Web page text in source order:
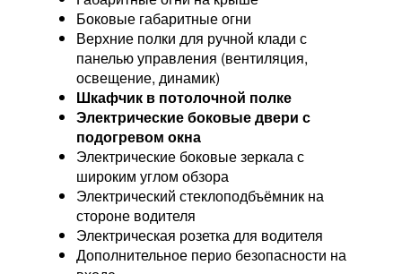
Боковые габаритные огни
Верхние полки для ручной клади с
панелью управления (вентиляция,
освещение, динамик)
Шкафчик в потолочной полке
Электрические боковые двери с
подогревом окна
Электрические боковые зеркала с
широким углом обзора
Электрический стеклоподбъёмник на
стороне водителя
Электрическая розетка для водителя
Дополнительное перио безопасности на